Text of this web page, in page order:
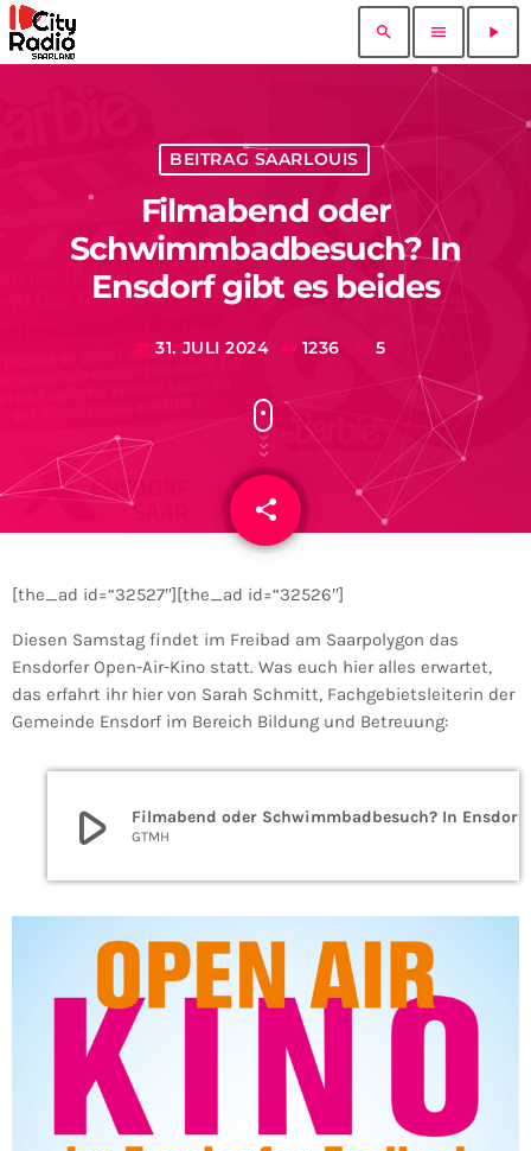
search menu play_arrow
BEITRAG SAARLOUIS
Filmabend oder
Schwimmbadbesuch? In
Ensdorf gibt es beides
today 31. JULI 2024 1236 5
share
email
[the_ad id=“32527″][the_ad id=“32526″]
Diesen Samstag findet im Freibad am Saarpolygon das
Ensdorfer Open-Air-Kino statt. Was euch hier alles erwartet,
das erfahrt ihr hier von Sarah Schmitt, Fachgebietsleiterin der
Gemeinde Ensdorf im Bereich Bildung und Betreuung:
play_arrow GTMH